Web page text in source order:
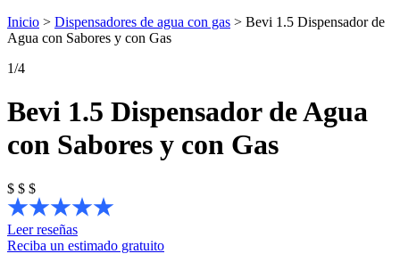
Inicio > Dispensadores de agua con gas > Bevi 1.5 Dispensador de
Agua con Sabores y con Gas
1/4
Bevi 1.5 Dispensador de Agua
con Sabores y con Gas
$ $ $
Leer reseñas
Reciba un estimado gratuito